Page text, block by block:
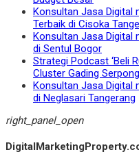
Konsultan Jasa Digital
Terbaik di Cisoka
Konsultan Jasa Digital
di Sentul Bogor
Strategi Podcast ‘Beli
Cluster Gading Serpong
Konsultan Jasa Digital
di Neglasari Tangerang
right_panel_open